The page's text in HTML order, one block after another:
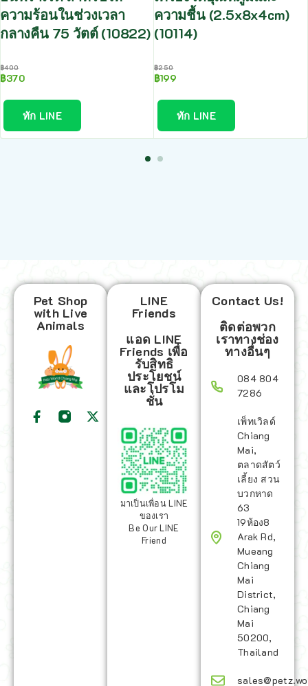
ความร้อนในช่วงเวลา
กลางคืน 75 วัตต์ (10822)
฿400
฿370
ทัก LINE
ความชื้น (2.5x8x4cm)
(10114)
฿250
฿199
ทัก LINE
Pet Shop
with Live
Animals
LINE
Friends
แอด LINE
Friends เพื่อ
รับสิทธิ
ประโยชน์
และโปรโม
ชั่น
มาเป็นเพื่อน LINE
ของเรา
Be Our LINE
Friend
Contact Us!
ติดต่อพวก
เราทางช่อง
ทางอื่นๆ
084 804
7286
เพ็ทเวิลด์
Chiang
Mai,
ตลาดสัตว์
เลี้ยง สวน
บวกหาด
63
19ห้อง8
Arak Rd,
Mueang
Chiang
Mai
District,
Chiang
Mai
50200,
Thailand